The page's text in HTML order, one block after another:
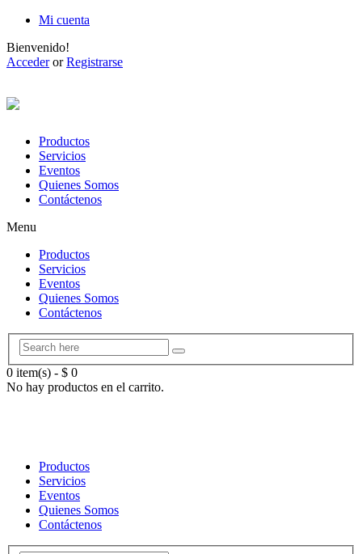
Mi cuenta
Bienvenido!
AccederorRegistrarse
Productos
Servicios
Eventos
Quienes Somos
Contáctenos
Menu
Productos
Servicios
Eventos
Quienes Somos
Contáctenos
0 item(s) - $ 0
No hay productos en el carrito.
Productos
Servicios
Eventos
Quienes Somos
Contáctenos